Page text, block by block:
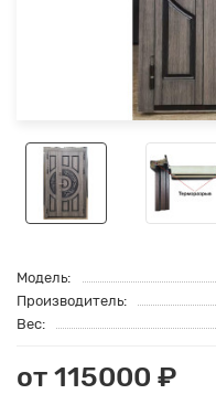
Модель:
Производитель:
Вес:
от 115000 ₽